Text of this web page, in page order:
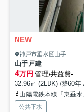
NEW
神戸市垂水区山手
山手戸建
4万円 管理/共益費-
32.96㎡ (2LDK) /築60年
山陽電鉄本線「東垂
公共下水